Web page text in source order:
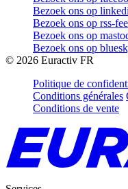
Bezoek ons op
Bezoek ons op rss-
Bezoek ons op
Bezoek ons op
© 2026 Euractiv FR
Politique de
Conditions générales
Conditions de vente